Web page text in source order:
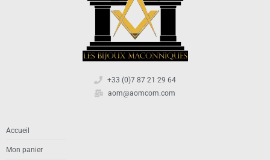
+33 (0)7 87 21 29 64
aom@aomcom.com
Accueil
Mon panier